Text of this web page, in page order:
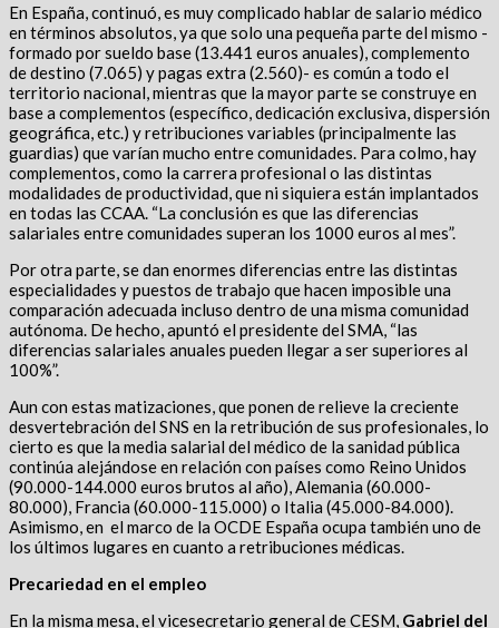
En España, continuó, es muy complicado hablar de salario médico
en términos absolutos, ya que solo una pequeña parte del mismo -
formado por sueldo base (13.441 euros anuales), complemento
de destino (7.065) y pagas extra (2.560)- es común a todo el
territorio nacional, mientras que la mayor parte se construye en
base a complementos (específico, dedicación exclusiva, dispersión
geográfica, etc.) y retribuciones variables (principalmente las
guardias) que varían mucho entre comunidades. Para colmo, hay
complementos, como la carrera profesional o las distintas
modalidades de productividad, que ni siquiera están implantados
en todas las CCAA. “La conclusión es que las diferencias
salariales entre comunidades superan los 1000 euros al mes”.
Por otra parte, se dan enormes diferencias entre las distintas
especialidades y puestos de trabajo que hacen imposible una
comparación adecuada incluso dentro de una misma comunidad
autónoma. De hecho, apuntó el presidente del SMA, “las
diferencias salariales anuales pueden llegar a ser superiores al
100%”.
Aun con estas matizaciones, que ponen de relieve la creciente
desvertebración del SNS en la retribución de sus profesionales, lo
cierto es que la media salarial del médico de la sanidad pública
continúa alejándose en relación con países como Reino Unidos
(90.000-144.000 euros brutos al año), Alemania (60.000-
80.000), Francia (60.000-115.000) o Italia (45.000-84.000).
Asimismo, en el marco de la OCDE España ocupa también uno de
los últimos lugares en cuanto a retribuciones médicas.
Precariedad en el empleo
En la misma mesa, el vicesecretario general de CESM, Gabriel del